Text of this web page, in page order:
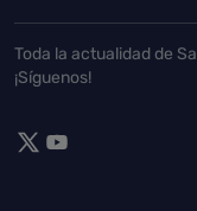
Toda la actualidad de
¡Síguenos!